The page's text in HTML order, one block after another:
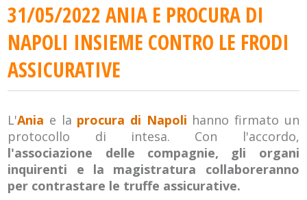
31/05/2022 ANIA E PROCURA DI
NAPOLI INSIEME CONTRO LE FRODI
ASSICURATIVE
L'Ania e la procura di Napoli hanno firmato un
protocollo di intesa. Con l'accordo,
l'associazione delle compagnie, gli organi
inquirenti e la magistratura collaboreranno
per contrastare le truffe assicurative.